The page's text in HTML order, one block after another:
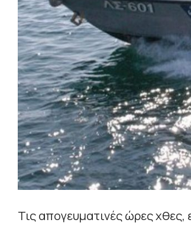
Τις απογευματινές ώρες